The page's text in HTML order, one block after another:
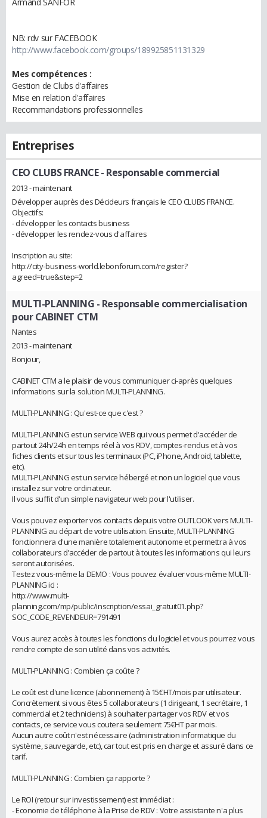
NB: rdv sur FACEBOOK
http://www.facebook.com/groups/189925851131329
Mes compétences :
Gestion de Clubs d'affaires
Mise en relation d'affaires
Recommandations professionnelles
Entreprises
CEO CLUBS FRANCE- Responsable commercial
2013 - maintenant
Développer auprès des Décideurs français le CEO CLUBS FRANCE.
Objectifs:
- développer les contacts business
- développer les rendez-vous d'affaires
Inscription au site:
http://city-business-world.lebonforum.com/register?
agreed=true&step=2
MULTI-PLANNING - Responsable commercialisation
pour CABINET CTM
Nantes
2013 - maintenant
Bonjour,
CABINET CTM a le plaisir de vous communiquer ci-après quelques
informations sur la solution MULTI-PLANNING.
MULTI-PLANNING : Qu'est-ce que c'est ?
MULTI-PLANNING est un service WEB qui vous permet d'accéder de
partout 24h/24h en temps réel à vos RDV, comptes-rendus et à vos
fiches clients et sur tous les terminaux (PC, iPhone, Android, tablette,
etc).
MULTI-PLANNING est un service hébergé et non un logiciel que vous
installez sur votre ordinateur.
Il vous suffit d'un simple navigateur web pour l'utiliser.
Vous pouvez exporter vos contacts depuis votre OUTLOOK vers MULTI-
PLANNING au départ de votre utilisation. Ensuite, MULTI-PLANNING
fonctionnera d'une manière totalement autonome et permettra à vos
collaborateurs d'accéder de partout à toutes les informations qui leurs
seront autorisées.
Testez vous-même la DEMO : Vous pouvez évaluer vous-même MULTI-
PLANNING ici :
http://www.multi-
planning.com/mp/public/inscription/essai_gratuit01.php?
SOC_CODE_REVENDEUR=791491
Vous aurez accès à toutes les fonctions du logiciel et vous pourrez vous
rendre compte de son utilité dans vos activités.
MULTI-PLANNING : Combien ça coûte ?
Le coût est d'une licence (abonnement) à 15€HT/mois par utilisateur.
Concrètement si vous êtes 5 collaborateurs (1 dirigeant, 1 secrétaire, 1
commercial et 2 techniciens) à souhaiter partager vos RDV et vos
contacts, ce service vous coutera seulement 75€HT par mois.
Aucun autre coût n'est nécessaire (administration informatique du
système, sauvegarde, etc), car tout est pris en charge et assuré dans ce
tarif.
MULTI-PLANNING : Combien ça rapporte ?
Le ROI (retour sur investissement) est immédiat :
- Economie de téléphone à la Prise de RDV : Votre assistante n'a plus